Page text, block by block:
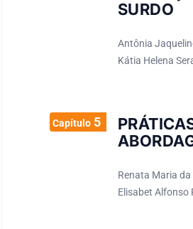
SURDO
Antônia
Kátia Helena
Capítulo5
Renata Maria da
Elisabet Alfonso